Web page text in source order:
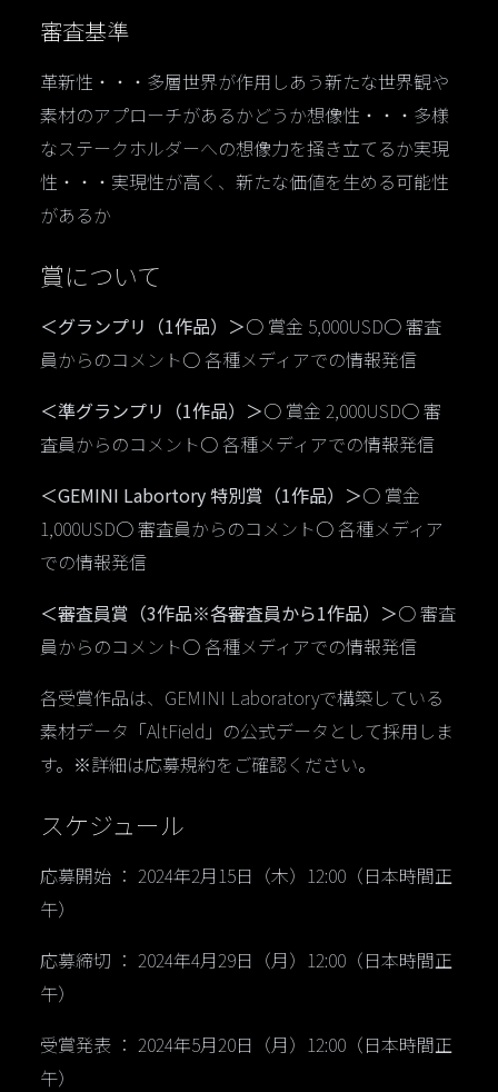
審査基準
革新性・・・多層世界が作用しあう新たな世界観や
素材のアプローチがあるかどうか想像性・・・多様
なステークホルダーへの想像力を掻き立てるか実現
性・・・実現性が高く、新たな価値を生める可能性
があるか
賞について
＜グランプリ（1作品）＞○ 賞金 5,000USD○ 審査
員からのコメント○ 各種メディアでの情報発信
＜準グランプリ（1作品）＞○ 賞金 2,000USD○ 審
査員からのコメント○ 各種メディアでの情報発信
＜GEMINI Labortory 特別賞（1作品）＞○ 賞金
1,000USD○ 審査員からのコメント○ 各種メディア
での情報発信
＜審査員賞（3作品※各審査員から1作品）＞○ 審査
員からのコメント○ 各種メディアでの情報発信
各受賞作品は、GEMINI Laboratoryで構築している
素材データ「AltField」の公式データとして採用しま
す。※詳細は応募規約をご確認ください。
スケジュール
応募開始 ： 2024年2月15日（木）12:00（日本時間正
午）
応募締切 ： 2024年4月29日（月）12:00（日本時間正
午）
受賞発表 ： 2024年5月20日（月）12:00（日本時間正
午）